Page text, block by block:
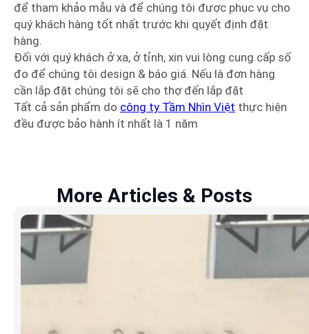
để tham khảo mẫu và để chúng tôi được phục vụ cho
quý khách hàng tốt nhất trước khi quyết định đặt
hàng.
Đối với quý khách ở xa, ở tỉnh, xin vui lòng cung cấp số
đo để chúng tôi design & báo giá. Nếu là đơn hàng
cần lắp đặt chúng tôi sẽ cho thợ đến lắp đặt
Tất cả sản phẩm do công ty Tầm Nhìn Việt thực hiện
đều được bảo hành ít nhất là 1 năm
More Articles & Posts